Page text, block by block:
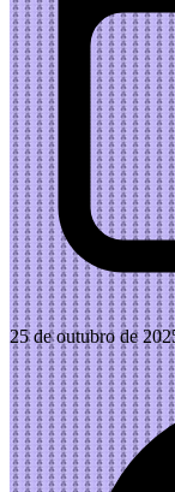
25 de outubro de